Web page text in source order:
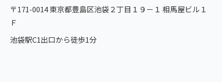
〒171-0014 東京都豊島区池袋２丁目１９－１ 相馬屋ビル１
Ｆ
池袋駅C1出口から徒歩1分